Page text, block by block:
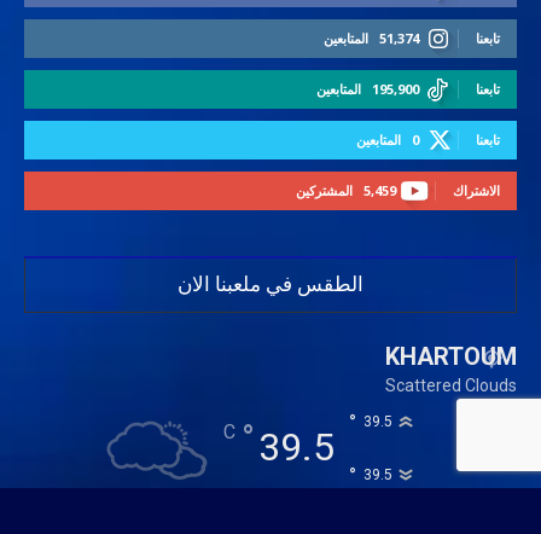
51,374 المتابعين تابعنا
195,900 المتابعين تابعنا
0 المتابعين تابعنا
5,459 المشتركين الاشتراك
الطقس في ملعبنا الان
KHARTOUM
Scattered Clouds
39.5
°
C 39.5
°
39.5
°